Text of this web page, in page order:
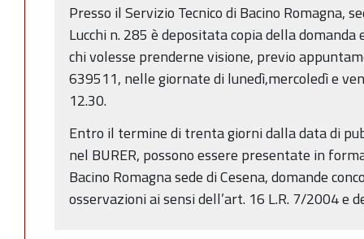
Presso il Servizio Tecnico di Bacino Romagna,
Lucchi n. 285 è depositata copia della
chi volesse prenderne visione, previo
639511, nelle giornate di lunedì,mercoledì e
12.30.
Entro il termine di trenta giorni dalla data di
nel BURER, possono essere presentate in
Bacino Romagna sede di Cesena, domande
osservazioni ai sensi dell’art. 16 L.R. 7/2004 e